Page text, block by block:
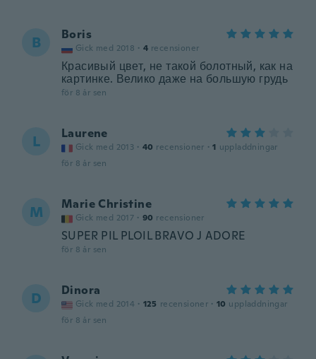
B Boris
Gick med 2018 · 4 recensioner
Красивый цвет, не такой болотный, как на
картинке. Велико даже на большую грудь
för 8 år sen
L Laurene
Gick med 2013 · 40 recensioner · 1 uppladdningar
för 8 år sen
M Marie Christine
Gick med 2017 · 90 recensioner
SUPER PIL PLOIL BRAVO J ADORE
för 8 år sen
D Dinora
Gick med 2014 · 125 recensioner · 10 uppladdningar
för 8 år sen